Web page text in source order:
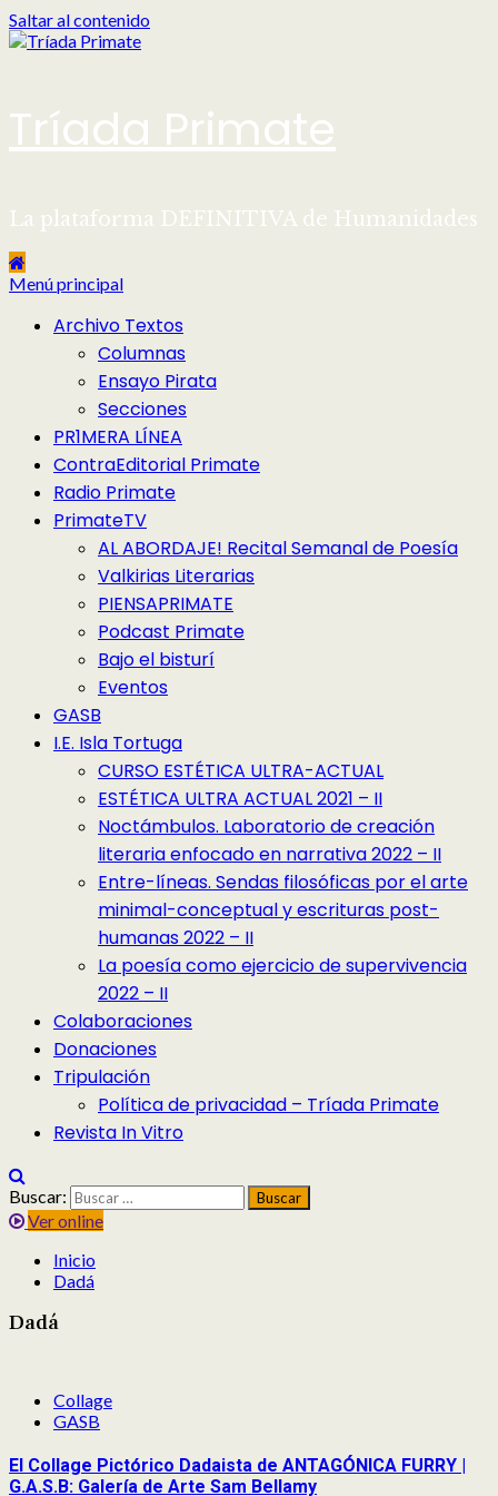
Saltar al contenido
Tríada Primate
La plataforma DEFINITIVA de Humanidades
Menú principal
Archivo Textos
Columnas
Ensayo Pirata
Secciones
PR1MERA LÍNEA
ContraEditorial Primate
Radio Primate
PrimateTV
AL ABORDAJE! Recital Semanal de Poesía
Valkirias Literarias
PIENSAPRIMATE
Podcast Primate
Bajo el bisturí
Eventos
GASB
I.E. Isla Tortuga
CURSO ESTÉTICA ULTRA-ACTUAL
ESTÉTICA ULTRA ACTUAL 2021 – II
Noctámbulos. Laboratorio de creación
literaria enfocado en narrativa 2022 – II
Entre-líneas. Sendas filosóficas por el arte
minimal-conceptual y escrituras post-
humanas 2022 – II
La poesía como ejercicio de supervivencia
2022 – II
Colaboraciones
Donaciones
Tripulación
Política de privacidad – Tríada Primate
Revista In Vitro
Buscar:
Ver online
Inicio
Dadá
Dadá
Collage
GASB
El Collage Pictórico Dadaista de ANTAGÓNICA FURRY |
G.A.S.B: Galería de Arte Sam Bellamy